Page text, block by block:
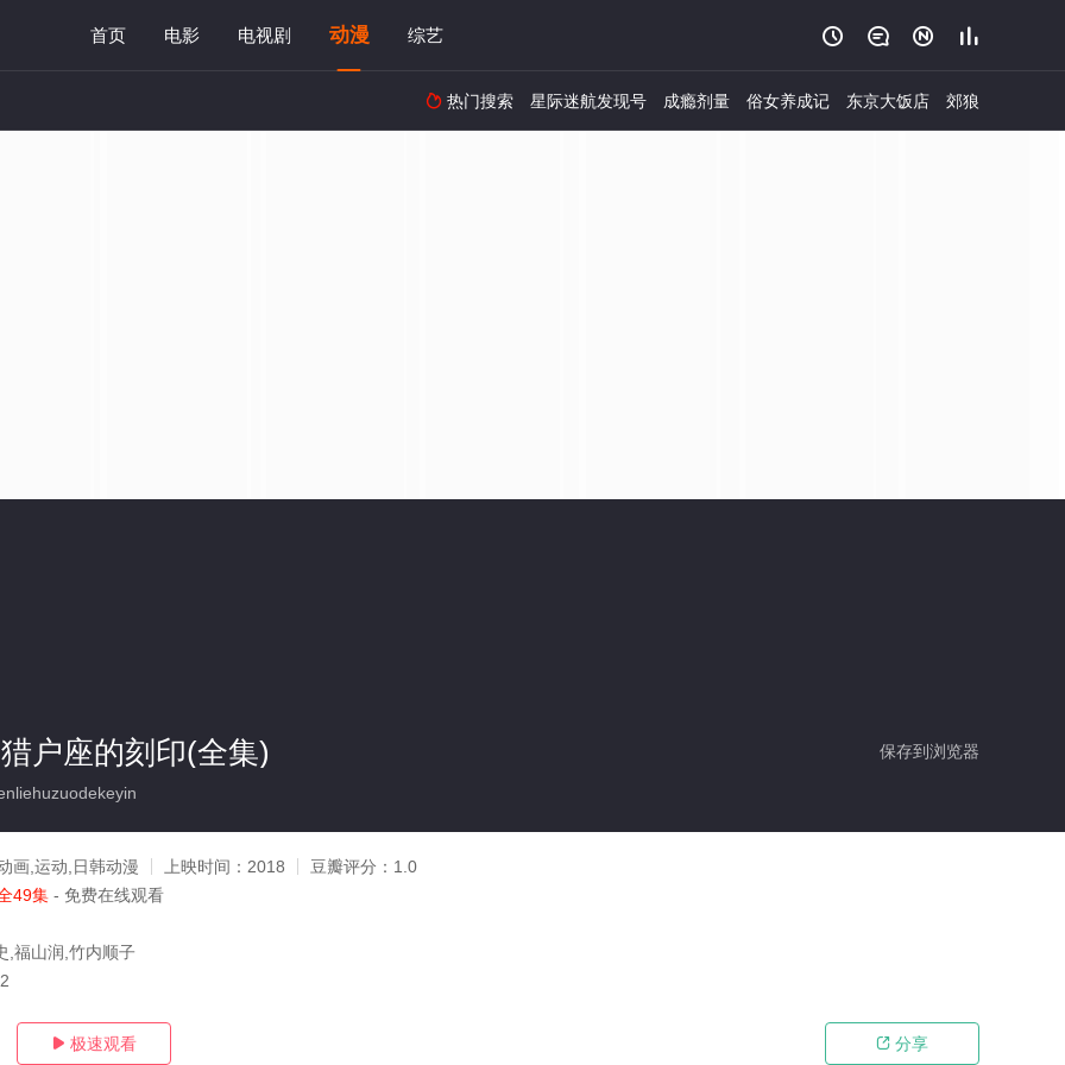
首页 电影 电视剧 动漫 综艺    
 热门搜索 星际迷航发现号 成瘾剂量 俗女养成记 东京大饭店 郊狼
保存到浏览器
户座的刻印(全集)
画,运动,日韩动漫 上映时间： 2018 豆瓣评分： 1.0
49集 - 免费在线观看
,福山润,竹内顺子
 极速观看  分享